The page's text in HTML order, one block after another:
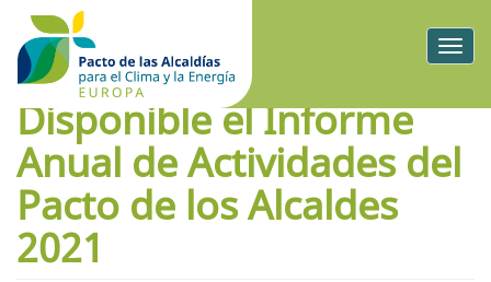
Disponible el Informe
Anual de Actividades del
Pacto de los Alcaldes
2021